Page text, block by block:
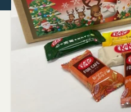
は、当社が運営す
の保護に関する法
するとともに、以
かりした情報を取
持に努めます。
本文中の用語の定
サイトサービス（
す。）のご利用規
す。）を下記の通
本サービスをご利
本規約を必ずお読
必要があります。
会員情報に登録さ
ト券番号を贈りま
有効期限は発行か
ギフト券を適用す
メールに記載され